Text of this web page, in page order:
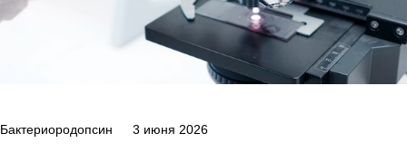
Бактериородопсин 3 июня 2026